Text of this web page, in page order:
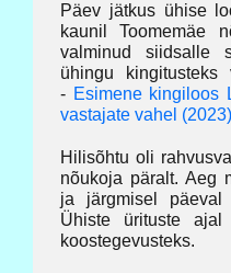
Päev jätkus ühise
kaunil Toomemäe
valminud siidsalle
ühingu kingitusteks
- Esimene kingiloos
vastajate vahel (2023)
Hilisõhtu oli
nõukoja päralt. Aeg
ja järgmisel päeval
Ühiste ürituste ajal
koostegevusteks.